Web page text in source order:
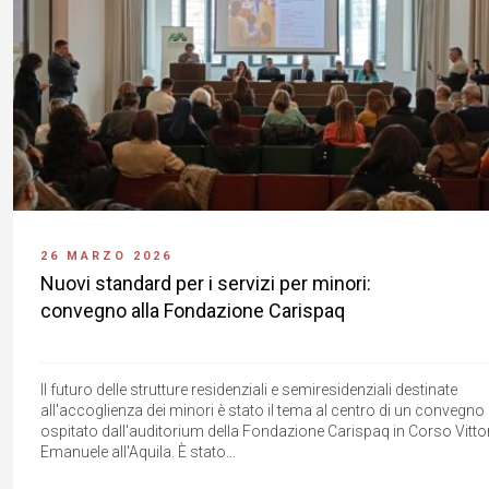
26 MARZO 2026
Nuovi standard per i servizi per minori:
convegno alla Fondazione Carispaq
Il futuro delle strutture residenziali e semiresidenziali destinate
all'accoglienza dei minori è stato il tema al centro di un convegno
ospitato dall'auditorium della Fondazione Carispaq in Corso
Emanuele all'Aquila. È stato...